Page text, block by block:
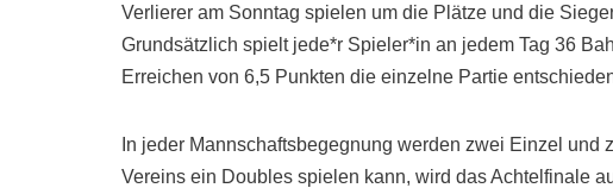
Verlierer am Sonntag spielen um die Plätze und die
Grundsätzlich spielt jede*r Spieler*in an jedem Tag 36
Erreichen von 6,5 Punkten die einzelne Partie
In jeder Mannschaftsbegegnung werden zwei Einzel
Vereins ein Doubles spielen kann, wird das Achtelfinale